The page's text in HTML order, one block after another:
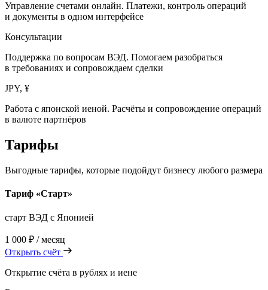
Управление счетами онлайн. Платежи, контроль операций
и документы в одном интерфейсе
Консультации
Поддержка по вопросам ВЭД. Помогаем разобраться
в требованиях и сопровождаем сделки
JPY, ¥
Работа с японской иеной. Расчёты и сопровождение операций
в валюте партнёров
Тарифы
Выгодные тарифы, которые подойдут бизнесу любого размера
Тариф «Старт»
cтарт ВЭД с Японией
1 000 ₽ / месяц
Открыть счёт
Открытие счёта в рублях и иене